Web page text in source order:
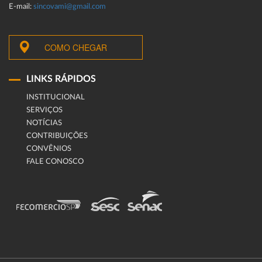
E-mail: sincovami@gmail.com
COMO CHEGAR
LINKS RÁPIDOS
INSTITUCIONAL
SERVIÇOS
NOTÍCIAS
CONTRIBUIÇÕES
CONVÊNIOS
FALE CONOSCO